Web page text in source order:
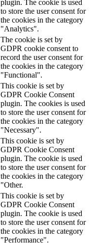
plugin. The cookie is used
to store the user consent for
the cookies in the category
"Analytics".
The cookie is set by
GDPR cookie consent to
record the user consent for
the cookies in the category
"Functional".
This cookie is set by
GDPR Cookie Consent
plugin. The cookies is used
to store the user consent for
the cookies in the category
"Necessary".
This cookie is set by
GDPR Cookie Consent
plugin. The cookie is used
to store the user consent for
the cookies in the category
"Other.
This cookie is set by
GDPR Cookie Consent
plugin. The cookie is used
to store the user consent for
the cookies in the category
"Performance".